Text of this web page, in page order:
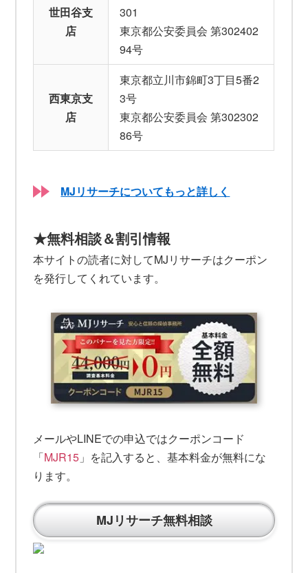
世田谷支
店
301
東京都公安委員会 第302402
94号
西東京支
店
東京都立川市錦町3丁目5番2
3号
東京都公安委員会 第302302
86号
MJリサーチについてもっと詳しく
★無料相談＆割引情報
本サイトの読者に対してMJリサーチはクーポン
を発行してくれています。
メールやLINEでの申込ではクーポンコード
「MJR15 」を記入すると、基本料金が無料にな
ります。
MJリサーチ無料相談